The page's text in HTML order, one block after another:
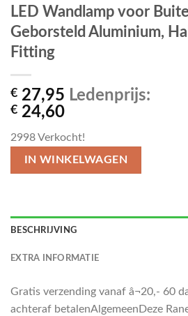
LED Wandlamp voor
Geborsteld Aluminium,
Fitting
€ 27,95 Ledenprijs:
€ 24,60
2998Verkocht!
IN WINKELWAGEN
BESCHRIJVING
EXTRA INFORMATIE
Gratis verzending vanaf â¬20,- 60
achteraf betalenAlgemeenDeze